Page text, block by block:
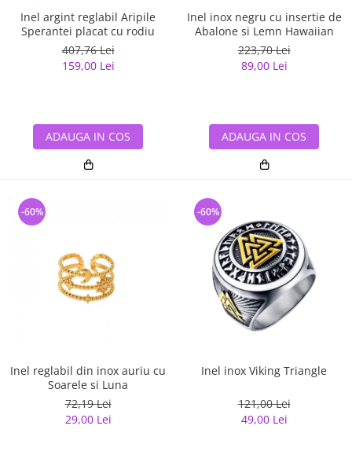
Inel argint reglabil Aripile
Sperantei placat cu rodiu
407,76 Lei
159,00 Lei
ADAUGA IN COS
Inel inox negru cu insertie de
Abalone si Lemn Hawaiian
223,70 Lei
89,00 Lei
ADAUGA IN COS
Inel reglabil din inox auriu cu
Soarele si Luna
72,19 Lei
29,00 Lei
-60%
Inel inox Viking Triangle
121,00 Lei
49,00 Lei
-60%